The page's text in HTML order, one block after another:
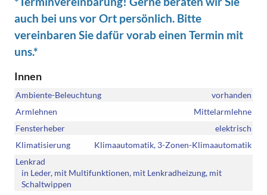
auch bei uns vor Ort persönlich. Bitte
vereinbaren Sie dafür vorab einen Termin mit
uns.*
Innen
Ambiente-Beleuchtung
vorhanden
Armlehnen
Mittelarmlehne
Fensterheber
elektrisch
Klimatisierung
Klimaautomatik, 3-Zonen-Klimaautomatik
Lenkrad
in Leder, mit Multifunktionen, mit Lenkradheizung, mit
Schaltwippen